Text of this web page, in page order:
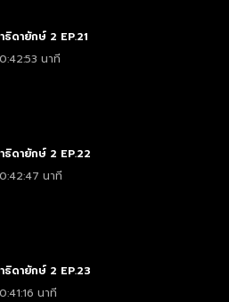
ธิดายักษ์ 2 EP.21
0:42:53 นาที
ธิดายักษ์ 2 EP.22
0:42:47 นาที
ธิดายักษ์ 2 EP.23
0:41:16 นาที